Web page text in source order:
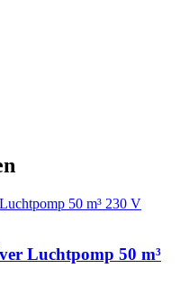
Luchtpomp 50 m³